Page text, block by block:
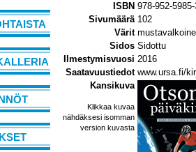
ISBN 978-952-
Sivumäärä 102
Värit
Sidos Sidottu
Ilmestymisvuosi 2016
Saatavuustiedot www.ursa.fi/
Kansikuva
Klikkaa kuvaa
nähdäksesi isomman
version kuvasta